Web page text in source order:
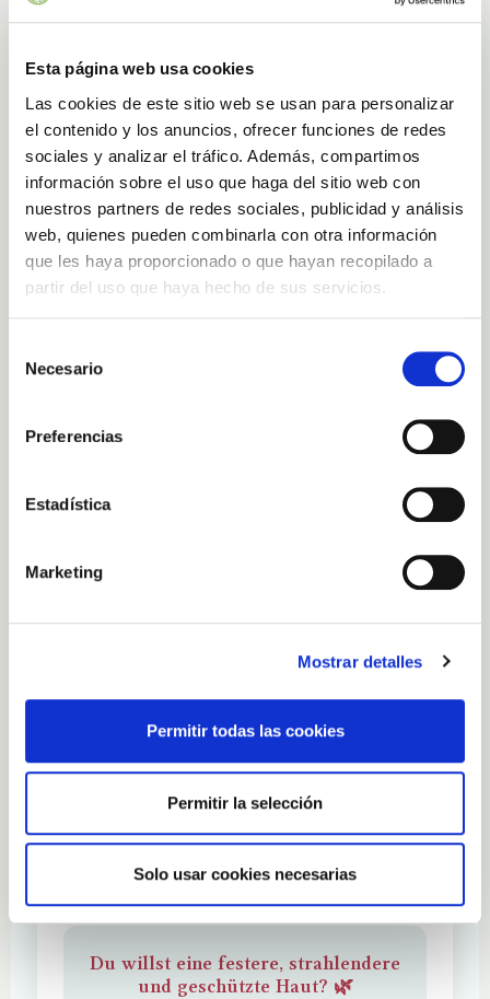
Esta página web usa cookies
Las cookies de este sitio web se usan para personalizar
el contenido y los anuncios, ofrecer funciones de redes
sociales y analizar el tráfico. Además, compartimos
información sobre el uso que haga del sitio web con
nuestros partners de redes sociales, publicidad y análisis
web, quienes pueden combinarla con otra información
que les haya proporcionado o que hayan recopilado a
partir del uso que haya hecho de sus servicios.
Necesario
Preferencias
Estadística
Marketing
Mostrar detalles
Permitir todas las cookies
Permitir la selección
Solo usar cookies necesarias
Remineralisierend:versorgt die Haut mit
wichtigen Spurenelementen.
Straffend:verbessert die Hautfestigkeit und -
elastizität.
Beruhigend:lindert Rötungen und Irritationen.
Aufgrund ihres natürlichen marinen Ursprungs ist die
Antioxidativen & entgiftenden
Straffenden Körperlotionen
Kühlenden Gels mit Lifting-Effekt
Mineralischen Seifen & Meerespeelings
Du willst eine festere, strahlendere
und geschützte Haut? 🌿